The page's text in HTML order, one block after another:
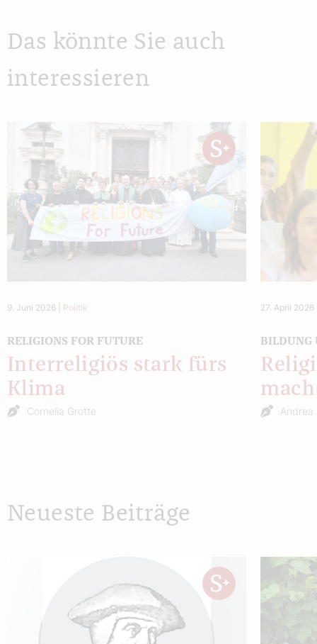
Das könnte Sie auch
interessieren
9. Juni 2026 Politik
RELIGIONS FOR FUTURE
Interreligiös stark fürs
Klima
Cornelia Grotte
27. April 2026
BILDUNG
Andrea
Neueste Beiträge